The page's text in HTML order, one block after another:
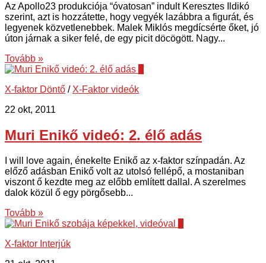
Az Apollo23 produkciója “óvatosan” indult Keresztes Ildikó
szerint, azt is hozzátette, hogy vegyék lazábbra a figurát, és
legyenek közvetlenebbek. Malek Miklós megdícsérte őket, jó
úton járnak a siker felé, de egy picit döcögött. Nagy...
Tovább »
X-faktor Döntő / X-Faktor videók
22 okt, 2011
Muri Enikő videó: 2. élő adás
I will love again, énekelte Enikő az x-faktor színpadán. Az
előző adásban Enikő volt az utolsó fellépő, a mostaniban
viszont ő kezdte meg az előbb említett dallal. A szerelmes
dalok közül ő egy pörgősebb...
Tovább »
X-faktor Interjúk